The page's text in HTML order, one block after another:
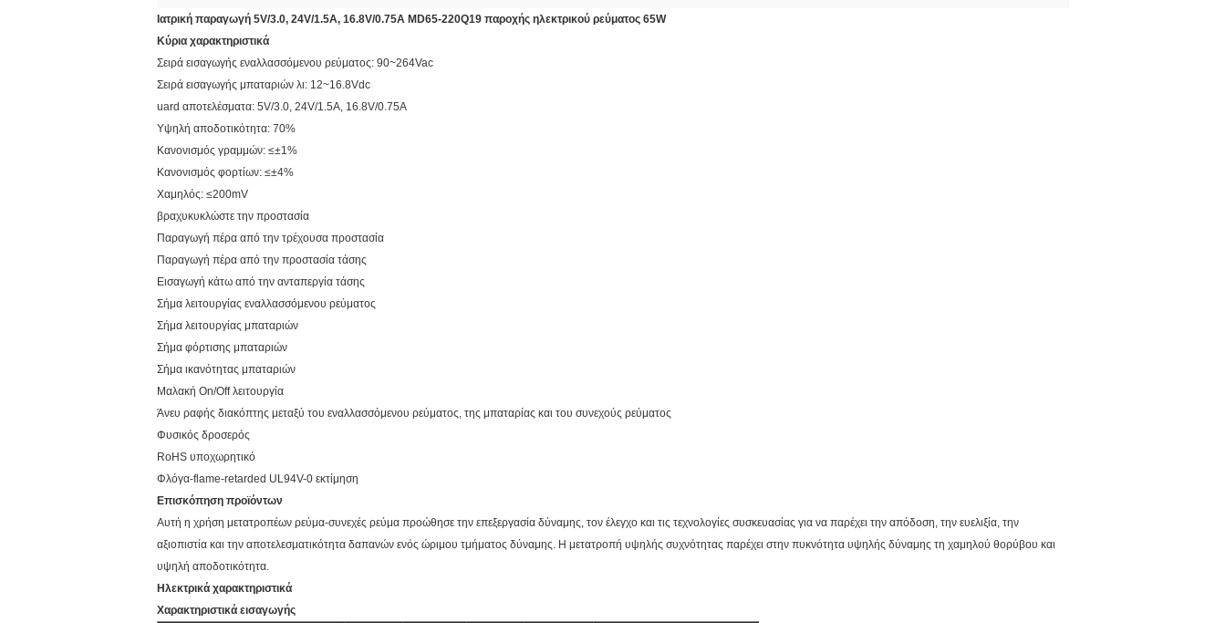
Ιατρική παραγωγή 5V/3.0, 24V/1.5A, 16.8V/0.75A MD65-220Q19 παροχής ηλεκτρικού ρεύματος 65W
Κύρια χαρακτηριστικά
Σειρά εισαγωγής εναλλασσόμενου ρεύματος: 90~264Vac
Σειρά εισαγωγής μπαταριών λι: 12~16.8Vdc
uard αποτελέσματα: 5V/3.0, 24V/1.5A, 16.8V/0.75A
Υψηλή αποδοτικότητα: 70%
Κανονισμός γραμμών: ≤±1%
Κανονισμός φορτίων: ≤±4%
Χαμηλός: ≤200mV
βραχυκυκλώστε την προστασία
Παραγωγή πέρα από την τρέχουσα προστασία
Παραγωγή πέρα από την προστασία τάσης
Εισαγωγή κάτω από την ανταπεργία τάσης
Σήμα λειτουργίας εναλλασσόμενου ρεύματος
Σήμα λειτουργίας μπαταριών
Σήμα φόρτισης μπαταριών
Σήμα ικανότητας μπαταριών
Μαλακή On/Off λειτουργία
Άνευ ραφής διακόπτης μεταξύ του εναλλασσόμενου ρεύματος, της μπαταρίας και του συνεχούς ρεύματος
Φυσικός δροσερός
RoHS υποχωρητικό
Φλόγα-flame-retarded UL94V-0 εκτίμηση
Επισκόπηση προϊόντων
Αυτή η χρήση μετατροπέων ρεύμα-συνεχές ρεύμα προώθησε την επεξεργασία δύναμης, τον έλεγχο και τις τεχνολογίες συσκευασίας για να παρέχει την απόδοση, την ευελιξία, την
αξιοπιστία και την αποτελεσματικότητα δαπανών ενός ώριμου τμήματος δύναμης. Η μετατροπή υψηλής συχνότητας παρέχει στην πυκνότητα υψηλής δύναμης τη χαμηλού θορύβου και
υψηλή αποδοτικότητα.
Ηλεκτρικά χαρακτηριστικά
Χαρακτηριστικά εισαγωγής